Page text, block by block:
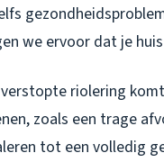
we ervoor dat je
verstopte riolering
zoals een trage
tot een volledig